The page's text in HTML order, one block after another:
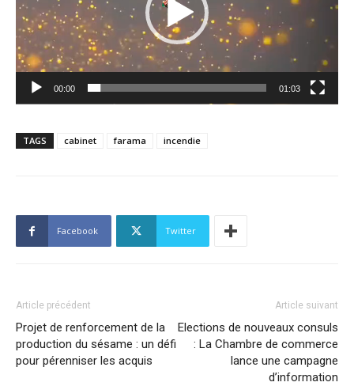
00:00 01:03
TAGS cabinet farama incendie
Facebook Twitter
Article précédent
Projet de renforcement de la
production du sésame : un défi
pour pérenniser les acquis
Article suivant
Elections de nouveaux consuls
: La Chambre de commerce
lance une campagne
d’information